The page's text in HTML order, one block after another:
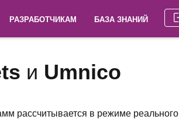
РАЗРАБОТЧИКАМ БАЗА ЗНАНИЙ
и Umnico
рассчитывается в режиме реального